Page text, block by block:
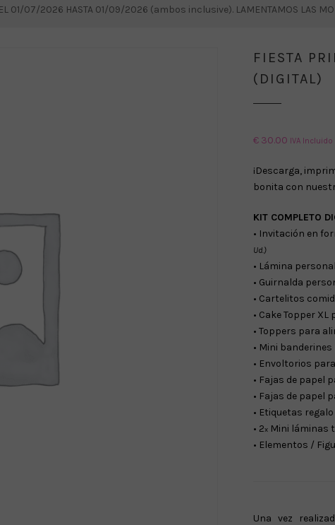
01/07/2026 HASTA 01/09/2026 (ambos inclusive). LAMENTAMOS LAS
FIESTA
(DIGITAL)
€ 30.00 IVA Incluido
¡Descarga,
bonita con
KIT COMPLETO
• Invitación en
Ud.)
• Lámina
• Guirnalda
• Cartelitos
• Cake Topper
• Toppers para
• Mini
• Envoltorios
• Fajas de papel
• Fajas de papel
• Etiquetas
• 2x Mini láminas
• Elementos /
Una vez